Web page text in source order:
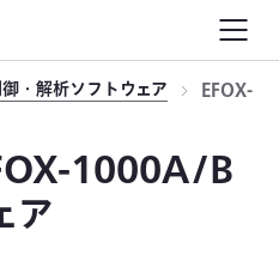
・解析ソフトウェア EFOX-
1000A/B
ア